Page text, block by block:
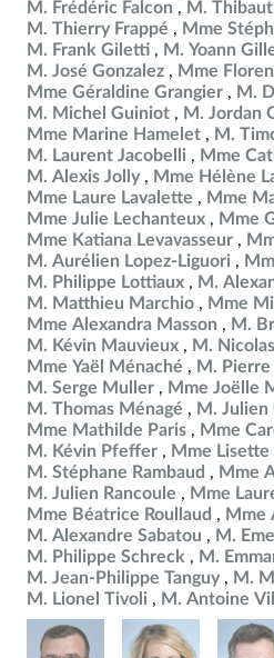
M. Frédéric Falcon
M.
M. Thierry Frappé
Mme
M. Frank Giletti
M. Yoann
M. José Gonzalez
Mme
Mme Géraldine Grangier
M.
M. Michel Guiniot
M. Jordan
Mme Marine Hamelet
M.
M. Laurent Jacobelli
Mme
M. Alexis Jolly
Mme Hélène
Mme Laure Lavalette
Mme
Mme Julie Lechanteux
Mme
Mme Katiana Levavasseur
M. Aurélien Lopez-Liguori
M. Philippe Lottiaux
M.
M. Matthieu Marchio
Mme
Mme Alexandra Masson
M.
M. Kévin Mauvieux
M.
Mme Yaël Ménaché
M.
M. Serge Muller
Mme Joëlle
M. Thomas Ménagé
M. Julien
Mme Mathilde Paris
Mme
M. Kévin Pfeffer
Mme
M. Stéphane Rambaud
Mme
M. Julien Rancoule
Mme
Mme Béatrice Roullaud
Mme
M. Alexandre Sabatou
M.
M. Philippe Schreck
M.
M. Jean-Philippe Tanguy
M.
M. Lionel Tivoli
M. Antoine